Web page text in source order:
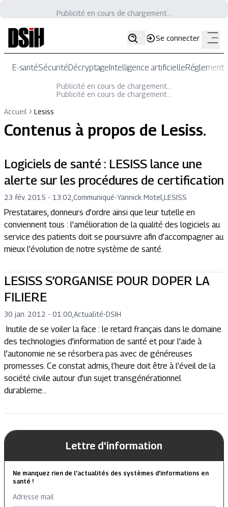
Publicité en cours de chargement...
Se connecter
E-santéSécuritéDécryptageIntelligence artificielle
Publicité en cours de chargement...
Publicité en cours de chargement...
Accueil
Lesiss
Contenus à propos de Lesiss.
Logiciels de santé : LESISS lance une
alerte sur les procédures de certification
23 fév. 2015 - 13:02 Communiqué-Yannick Motel,LESISS
Prestataires, donneurs d’ordre ainsi que leur tutelle en
conviennent tous : l’amélioration de la qualité des logiciels au
service des patients doit se poursuivre afin d’accompagner au
mieux l’évolution de notre système de santé.
LESISS S’ORGANISE POUR DOPER LA
FILIERE
30 jan. 2012 - 01:00 Actualité-DSIH
Inutile de se voiler la face : le retard français dans le domaine
des technologies d’information de santé et pour l’aide à
l’autonomie ne se résorbera pas avec de généreuses
promesses. Ce constat admis, l’heure doit être à l’éveil de la
société civile autour d’un sujet transgénérationnel
durableme...
Lettre d'information
Ne manquez rien de l’actualités des systèmes d’informations en
santé !
Adresse mail